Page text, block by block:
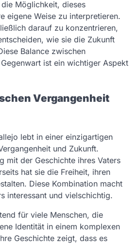
Möglichkeit, dieses
eigene Weise zu interpretieren.
darauf zu konzentrieren,
wie sie die Zukunft
Balance zwischen
ist ein wichtiger Aspekt
Vergangenheit
lebt in einer einzigartigen
und Zukunft.
mit der Geschichte ihres Vaters
hat sie die Freiheit, ihren
Diese Kombination macht
interessant und vielschichtig.
für viele Menschen, die
Identität in einem komplexen
Geschichte zeigt, dass es